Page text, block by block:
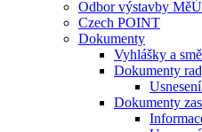
Odbor výstavby MěÚ
Czech POINT
Dokumenty
Vyhlášky a
Dokumenty
Dokumenty